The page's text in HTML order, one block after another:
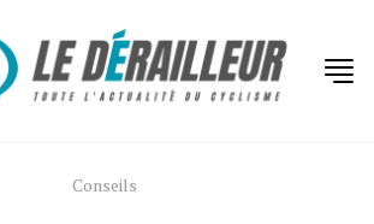
Conseils